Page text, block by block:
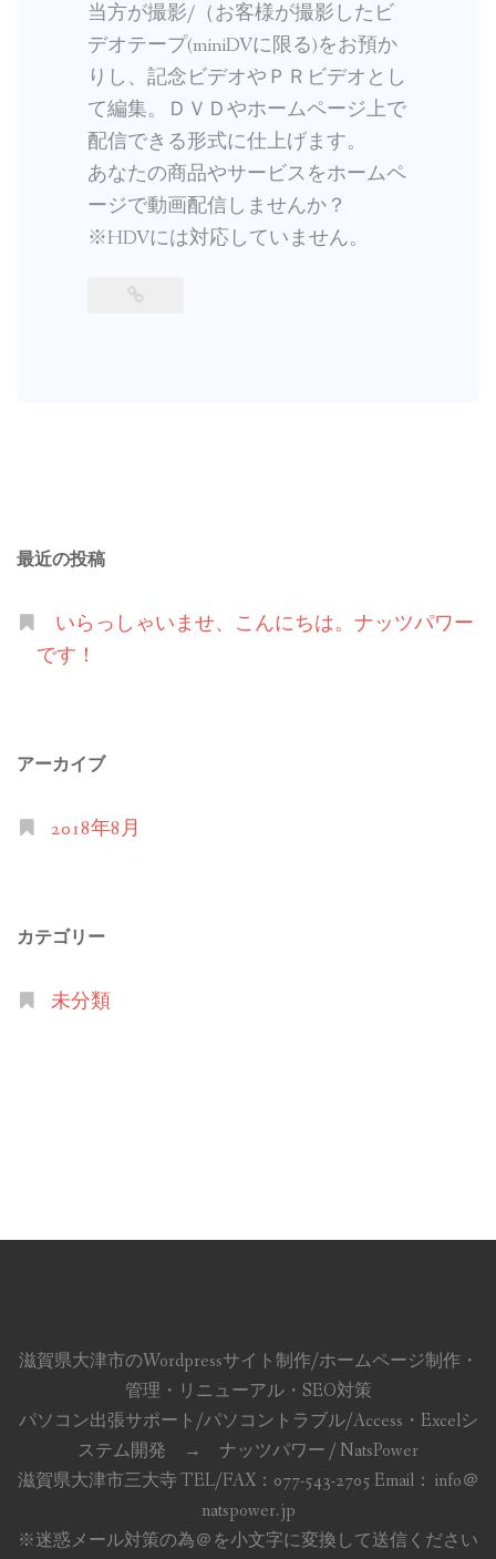
当方が撮影/（お客様が撮影したビ
デオテープ(miniDVに限る)をお預か
りし、記念ビデオやＰＲビデオとし
て編集。ＤＶＤやホームページ上で
配信できる形式に仕上げます。
あなたの商品やサービスをホームペ
ージで動画配信しませんか？
※HDVには対応していません。
最近の投稿
いらっしゃいませ、こんにちは。ナッツパワー
です！
アーカイブ
2018年8月
カテゴリー
未分類
滋賀県大津市のWordpressサイト制作/ホームページ制作・
管理・リニューアル・SEO対策
パソコン出張サポート/パソコントラブル/Access・Excelシ
ステム開発 → ナッツパワー / NatsPower
滋賀県大津市三大寺 TEL/FAX：077-543-2705 Email： info＠
natspower.jp
※迷惑メール対策の為＠を小文字に変換して送信ください